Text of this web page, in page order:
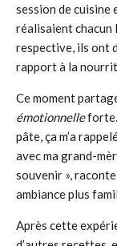
session de cuisine
réalisaient chacun
respective, ils ont
rapport à la
Ce moment
émotionnelleforte.
pâte, ça m’a
avec ma grand-
souvenir »,
ambiance plus
Après cette